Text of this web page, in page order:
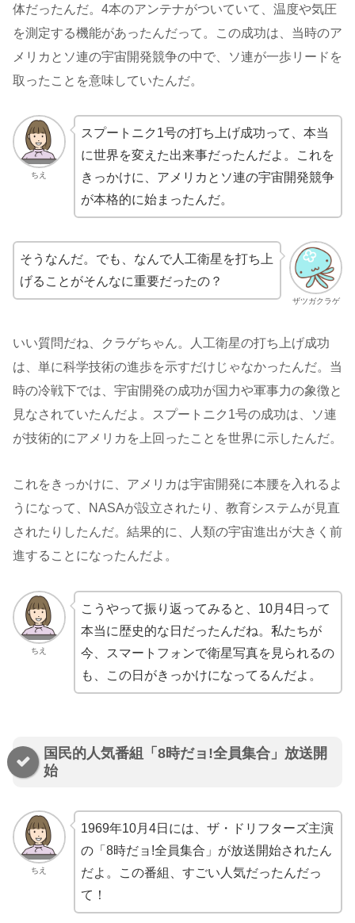
体だったんだ。4本のアンテナがついていて、温度や気圧
を測定する機能があったんだって。この成功は、当時のア
メリカとソ連の宇宙開発競争の中で、ソ連が一歩リードを
取ったことを意味していたんだ。
ちえ
スプートニク1号の打ち上げ成功って、本当
に世界を変えた出来事だったんだよ。これを
きっかけに、アメリカとソ連の宇宙開発競争
が本格的に始まったんだ。
ザツガクラゲ
そうなんだ。でも、なんで人工衛星を打ち上
げることがそんなに重要だったの？
いい質問だね、クラゲちゃん。人工衛星の打ち上げ成功
は、単に科学技術の進歩を示すだけじゃなかったんだ。当
時の冷戦下では、宇宙開発の成功が国力や軍事力の象徴と
見なされていたんだよ。スプートニク1号の成功は、ソ連
が技術的にアメリカを上回ったことを世界に示したんだ。
これをきっかけに、アメリカは宇宙開発に本腰を入れるよ
うになって、NASAが設立されたり、教育システムが見直
されたりしたんだ。結果的に、人類の宇宙進出が大きく前
進することになったんだよ。
ちえ
こうやって振り返ってみると、10月4日って
本当に歴史的な日だったんだね。私たちが
今、スマートフォンで衛星写真を見られるの
も、この日がきっかけになってるんだよ。
国民的人気番組「8時だョ!全員集合」放送開
始
ちえ
1969年10月4日には、ザ・ドリフターズ主演
の「8時だョ!全員集合」が放送開始されたん
だよ。この番組、すごい人気だったんだっ
て！